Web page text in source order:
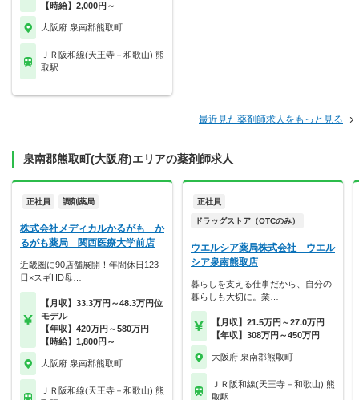
【時給】2,000円～
大阪府 泉南郡熊取町
ＪＲ阪和線(天王寺－和歌山) 熊
取駅
最近見た薬剤師求人をもっと見る
泉南郡熊取町(大阪府)エリアの薬剤師求人
正社員 調剤薬局
株式会社メディカルかるがも か
るがも薬局 関西医療大学前店
近畿圏に90店舗展開！年間休日123
日×スギHD母…
【月収】33.3万円～48.3万円位
モデル
【年収】420万円～580万円
【時給】1,800円～
大阪府 泉南郡熊取町
ＪＲ阪和線(天王寺－和歌山) 熊
正社員
ドラッグストア（OTCのみ）
ウエルシア薬局株式会社 ウエル
シア泉南熊取店
暮らしを支える仕事だから、自分の
暮らしも大切に。業…
【月収】21.5万円～27.0万円
【年収】308万円～450万円
大阪府 泉南郡熊取町
ＪＲ阪和線(天王寺－和歌山) 熊
取駅